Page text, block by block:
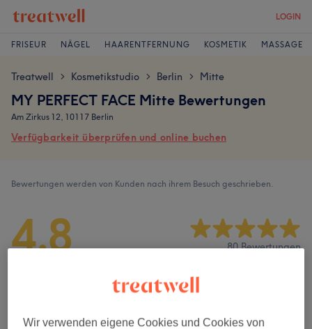
LOGIN
FRISEUR NÄGEL HAARENTFERNUNG KOSMETIK MASSAGE
Treatwell > Kosmetikstudio > Berlin > Mitte
MY PERFECT FACE Mitte Bewertungen
Am Zirkus 12, 10117 Berlin
Verfügbarkeit überprüfen und online buchen
Bewertungen werden von Kunden nach ihrem Besuch geschrieben.
4,8 80 Bewertungen
Sauberkeit
Wir verwenden eigene Cookies und Cookies von